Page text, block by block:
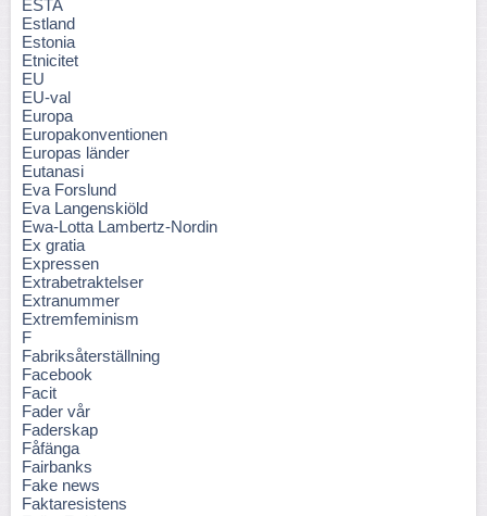
ESTA
Estland
Estonia
Etnicitet
EU
EU-val
Europa
Europakonventionen
Europas länder
Eutanasi
Eva Forslund
Eva Langenskiöld
Ewa-Lotta Lambertz-Nordin
Ex gratia
Expressen
Extrabetraktelser
Extranummer
Extremfeminism
F
Fabriksåterställning
Facebook
Facit
Fader vår
Faderskap
Fåfänga
Fairbanks
Fake news
Faktaresistens